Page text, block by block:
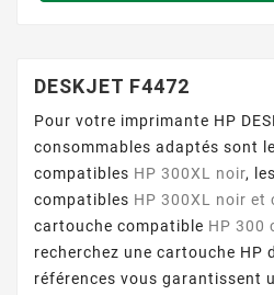
DESKJET F4472
Pour votre imprimante HP
consommables adaptés sont
compatibles HP 300XL noir,
compatibles HP 300XL noir et
cartouche compatible HP 300
recherchez une cartouche HP
références vous garantissent